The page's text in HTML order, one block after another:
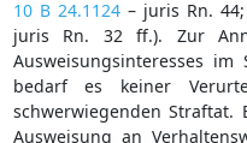
10 B 24.1124– juris Rn. 44;
juris Rn. 32 ff.). Zur
Ausweisungsinteresses im
bedarf es keiner
schwerwiegenden
Ausweisung an